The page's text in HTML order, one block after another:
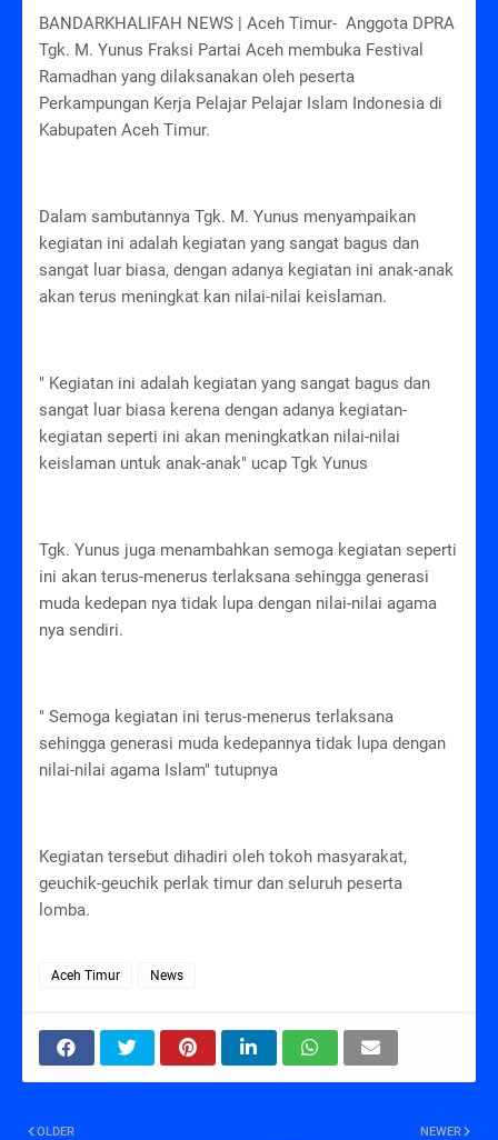
BANDARKHALIFAH NEWS | Aceh Timur- Anggota DPRA
Tgk. M. Yunus Fraksi Partai Aceh membuka Festival
Ramadhan yang dilaksanakan oleh peserta
Perkampungan Kerja Pelajar Pelajar Islam Indonesia di
Kabupaten Aceh Timur.
Dalam sambutannya Tgk. M. Yunus menyampaikan
kegiatan ini adalah kegiatan yang sangat bagus dan
sangat luar biasa, dengan adanya kegiatan ini anak-anak
akan terus meningkat kan nilai-nilai keislaman.
" Kegiatan ini adalah kegiatan yang sangat bagus dan
sangat luar biasa kerena dengan adanya kegiatan-
kegiatan seperti ini akan meningkatkan nilai-nilai
keislaman untuk anak-anak" ucap Tgk Yunus
Tgk. Yunus juga menambahkan semoga kegiatan seperti
ini akan terus-menerus terlaksana sehingga generasi
muda kedepan nya tidak lupa dengan nilai-nilai agama
nya sendiri.
" Semoga kegiatan ini terus-menerus terlaksana
sehingga generasi muda kedepannya tidak lupa dengan
nilai-nilai agama Islam" tutupnya
Kegiatan tersebut dihadiri oleh tokoh masyarakat,
geuchik-geuchik perlak timur dan seluruh peserta
lomba.
Aceh Timur News
NEWER
OLDER